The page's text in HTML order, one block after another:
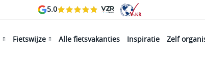
5.0
Fietswijze Alle fietsvakanties Inspiratie Zelf